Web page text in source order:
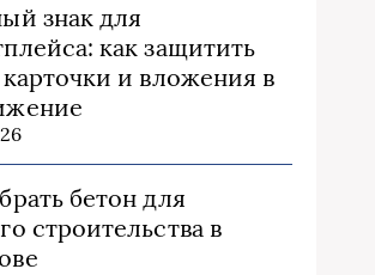
знак для
как защитить
и вложения в
бетон для
строительства в